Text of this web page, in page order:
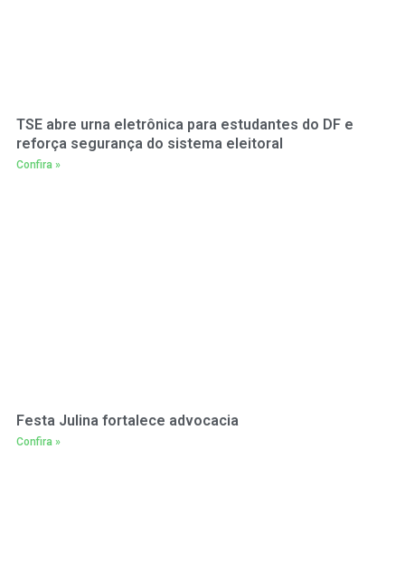
TSE abre urna eletrônica para estudantes do DF e
reforça segurança do sistema eleitoral
Confira »
Festa Julina fortalece advocacia
Confira »